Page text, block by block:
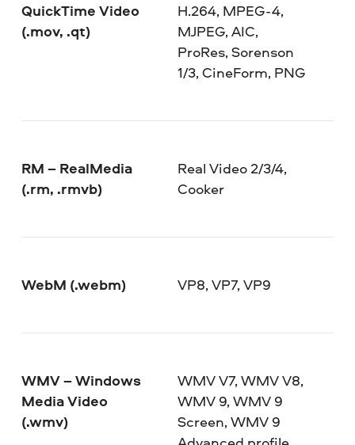
QuickTime Video
(.mov, .qt)
H.264, MPEG-4,
MJPEG, AIC,
ProRes, Sorenson
1/3, CineForm, PNG
RM – RealMedia
(.rm, .rmvb)
Real Video 2/3/4,
Cooker
WebM (.webm) VP8, VP7, VP9
WMV – Windows
Media Video
(.wmv)
WMV V7, WMV V8,
WMV 9, WMV 9
Screen, WMV 9